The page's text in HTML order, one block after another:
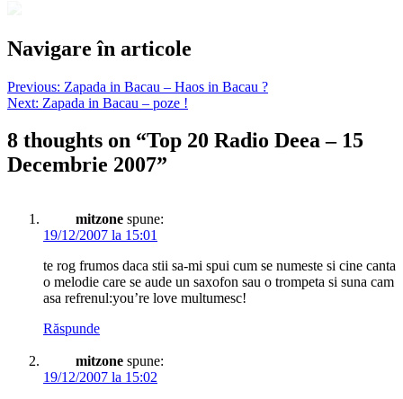
Navigare în articole
Previous: Zapada in Bacau – Haos in Bacau ?
Next: Zapada in Bacau – poze !
8 thoughts on “Top 20 Radio Deea – 15
Decembrie 2007”
mitzone spune:
19/12/2007 la 15:01
te rog frumos daca stii sa-mi spui cum se numeste si cine canta
o melodie care se aude un saxofon sau o trompeta si suna cam
asa refrenul:you’re love multumesc!
Răspunde
mitzone spune:
19/12/2007 la 15:02